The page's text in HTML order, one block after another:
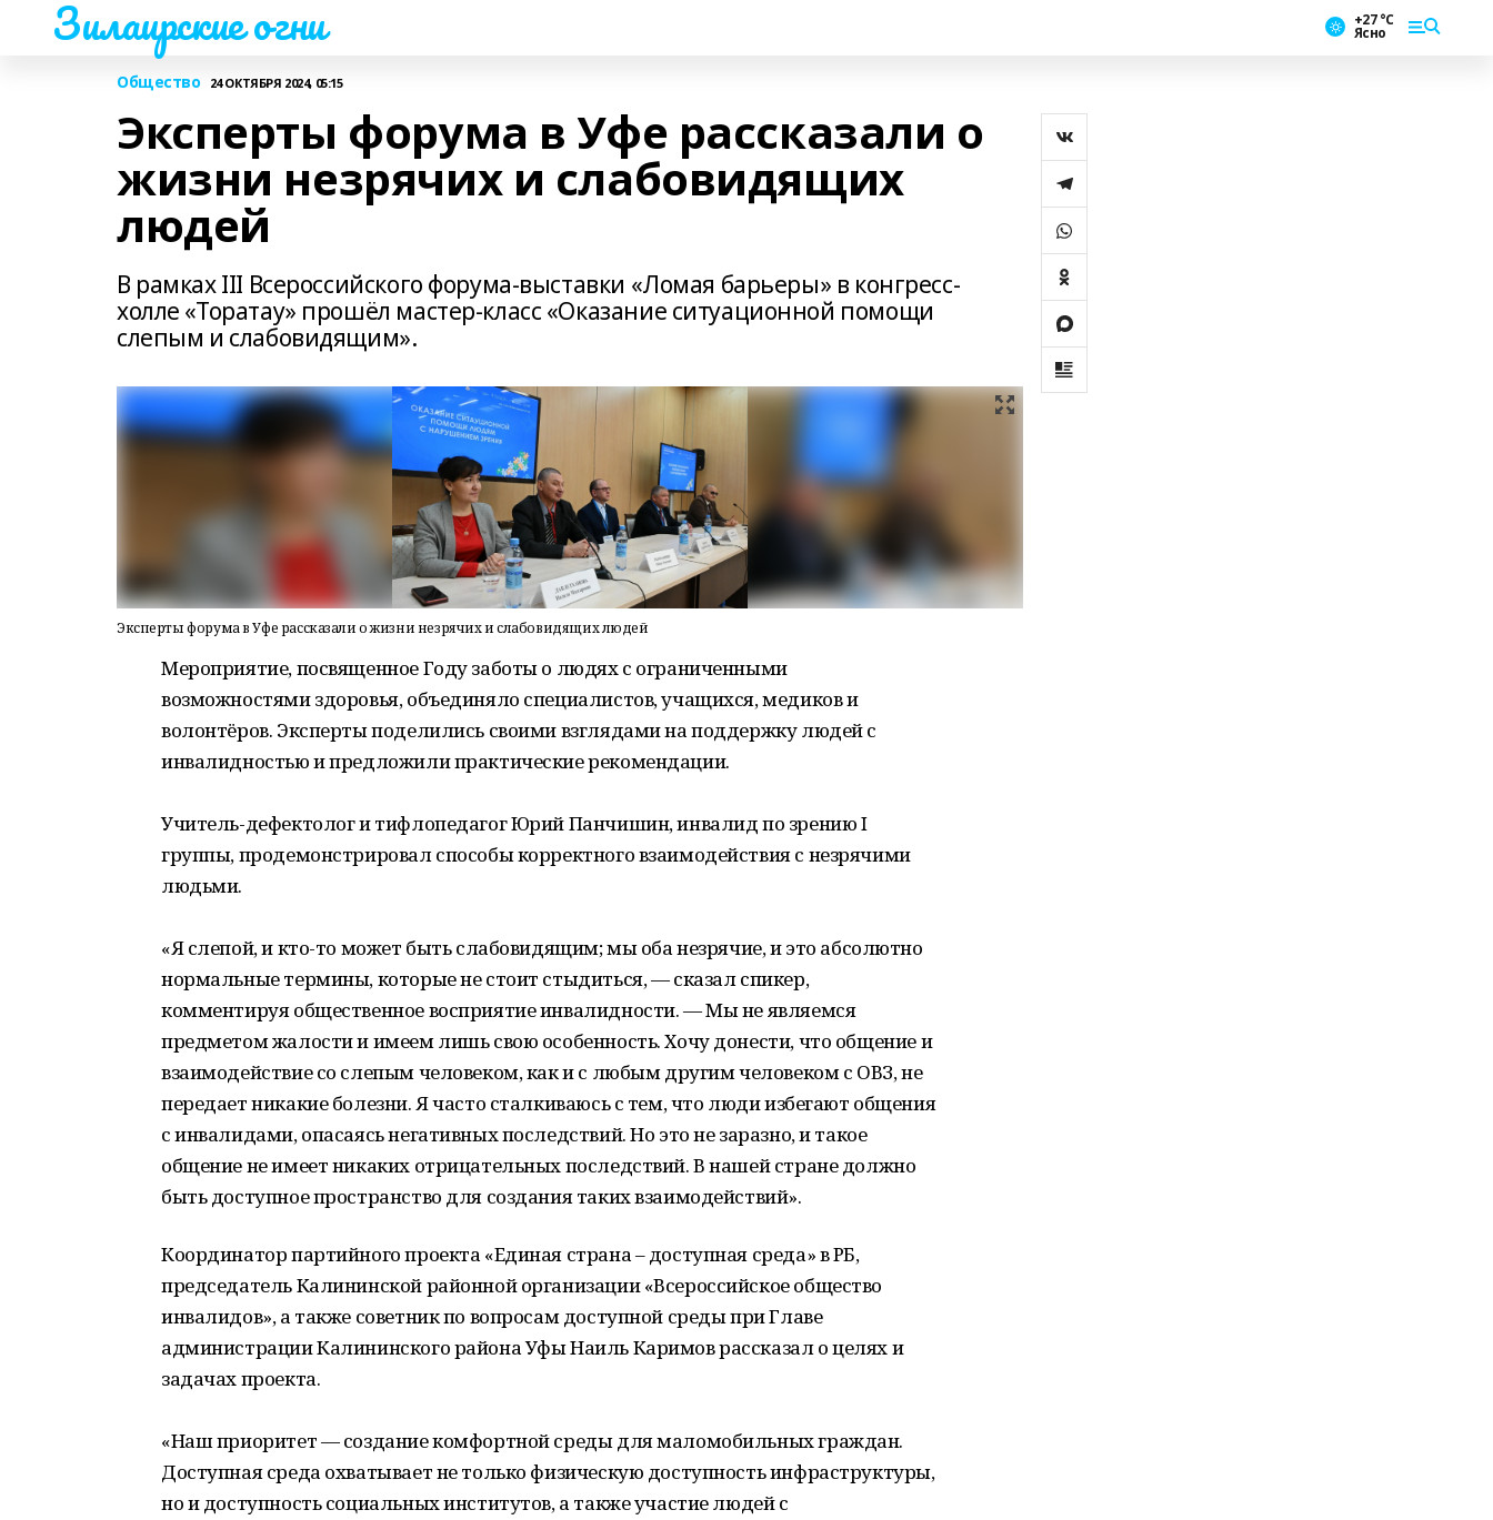
Зилаирские огни +27 °С
Ясно
Общество 24 ОКТЯБРЯ 2024, 05:15
Эксперты форума в Уфе рассказали о
жизни незрячих и слабовидящих
людей
В рамках III Всероссийского форума-выставки «Ломая барьеры» в конгресс-
холле «Торатау» прошёл мастер-класс «Оказание ситуационной помощи
слепым и слабовидящим».
Эксперты форума в Уфе рассказали о жизни незрячих и слабовидящих людей
Мероприятие, посвященное Году заботы о людях с ограниченными
возможностями здоровья, объединяло специалистов, учащихся, медиков и
волонтёров. Эксперты поделились своими взглядами на поддержку людей с
инвалидностью и предложили практические рекомендации.
Учитель-дефектолог и тифлопедагог Юрий Панчишин, инвалид по зрению I
группы, продемонстрировал способы корректного взаимодействия с незрячими
людьми.
«Я слепой, и кто-то может быть слабовидящим; мы оба незрячие, и это абсолютно
нормальные термины, которые не стоит стыдиться, — сказал спикер,
комментируя общественное восприятие инвалидности. — Мы не являемся
предметом жалости и имеем лишь свою особенность. Хочу донести, что общение и
взаимодействие со слепым человеком, как и с любым другим человеком с ОВЗ, не
передает никакие болезни. Я часто сталкиваюсь с тем, что люди избегают общения
с инвалидами, опасаясь негативных последствий. Но это не заразно, и такое
общение не имеет никаких отрицательных последствий. В нашей стране должно
быть доступное пространство для создания таких взаимодействий».
Координатор партийного проекта «Единая страна – доступная среда» в РБ,
председатель Калининской районной организации «Всероссийское общество
инвалидов», а также советник по вопросам доступной среды при Главе
администрации Калининского района Уфы Наиль Каримов рассказал о целях и
задачах проекта.
«Наш приоритет — создание комфортной среды для маломобильных граждан.
Доступная среда охватывает не только физическую доступность инфраструктуры,
но и доступность социальных институтов, а также участие людей с